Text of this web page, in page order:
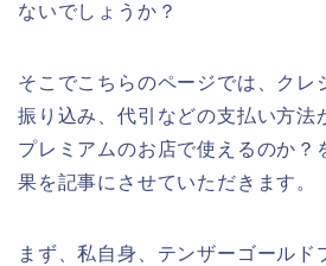
ないでしょうか？
そこでこちらのページでは、クレ
振り込み、代引などの支払い方法
プレミアムのお店で使えるのか？
果を記事にさせていただきます。
まず、私自身、テンザーゴールド